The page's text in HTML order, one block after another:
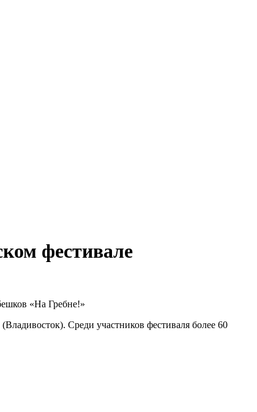
фестивале
«На Гребне!»
(Владивосток). Среди участников фестиваля более 60